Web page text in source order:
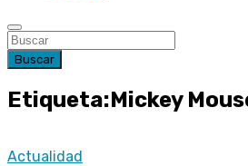
Buscar
Etiqueta:Mickey
Actualidad